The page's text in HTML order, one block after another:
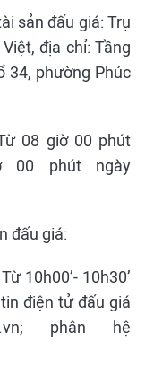
sản đấu giá: Trụ
địa chỉ: Tầng
34, phường Phúc
08 giờ 00 phút
00 phút ngày
đấu giá:
10h00’- 10h30’
điện tử đấu giá
phân hệ